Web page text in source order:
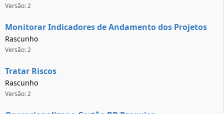
Versão: 2
Monitorar Indicadores de Andamento dos Projetos
Rascunho
Versão: 2
Tratar Riscos
Rascunho
Versão: 2